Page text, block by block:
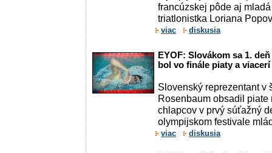
francúzskej pôde aj
triatlonistka Loriana
viac diskusia
EYOF: Slovákom sa 1.
bol vo finále piaty a
Slovenský reprezentant v
Rosenbaum obsadil
chlapcov v prvý súťažný
olympijskom festivale
viac diskusia